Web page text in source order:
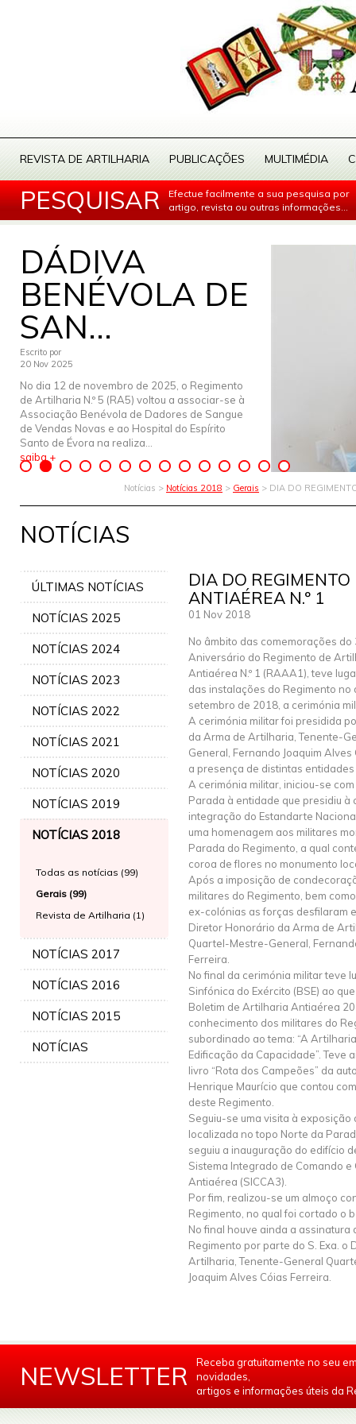
REVISTA DE ARTILHARIA PUBLICAÇÕES MULTIMÉDIA
PESQUISAR
Efectue facilmente a sua pesquisa por
artigo, revista ou outras informações...
DÁDIVA
BENÉVOLA DE
SAN...
Escrito por
20 Nov 2025
No dia 12 de novembro de 2025, o Regimento
de Artilharia N.º 5 (RA5) voltou a associar-se à
Associação Benévola de Dadores de Sangue
de Vendas Novas e ao Hospital do Espírito
Santo de Évora na realiza...
saiba +
Notícias > Notícias 2018 > Gerais > DIA DO
NOTÍCIAS
ÚLTIMAS NOTÍCIAS
NOTÍCIAS 2025
NOTÍCIAS 2024
NOTÍCIAS 2023
NOTÍCIAS 2022
NOTÍCIAS 2021
NOTÍCIAS 2020
NOTÍCIAS 2019
NOTÍCIAS 2018
Todas as notícias (99)
Gerais (99)
Revista de Artilharia (1)
NOTÍCIAS 2017
NOTÍCIAS 2016
NOTÍCIAS 2015
NOTÍCIAS
DIA DO
ANTIAÉREA N.º 1
01 Nov 2018
No âmbito das comemorações do
Aniversário do Regimento de
Antiaérea N.º 1 (RAAA1), teve
das instalações do Regimento no
setembro de 2018, a cerimónia
A cerimónia militar foi presidida
da Arma de Artilharia, Tenente-
General, Fernando Joaquim
a presença de distintas
A cerimónia militar, iniciou-se
Parada à entidade que presidiu à
integração do Estandarte
uma homenagem aos militares
Parada do Regimento, a qual
coroa de flores no monumento
Após a imposição de
militares do Regimento, bem
ex-colónias as forças desfilaram
Diretor Honorário da Arma de
Quartel-Mestre-General,
Ferreira.
No final da cerimónia militar teve
Sinfónica do Exército (BSE) ao
Boletim de Artilharia Antiaérea
conhecimento dos militares do
subordinado ao tema: “A
Edificação da Capacidade”. Teve
livro “Rota dos Campeões” da
Henrique Maurício que contou
deste Regimento.
Seguiu-se uma visita à
localizada no topo Norte da
seguiu a inauguração do edifício
Sistema Integrado de Comando
Antiaérea (SICCA3).
Por fim, realizou-se um almoço
Regimento, no qual foi cortado o
No final houve ainda a assinatura
Regimento por parte do S. Exa.
Artilharia, Tenente-General
Joaquim Alves Cóias Ferreira.
NEWSLETTER
Receba gratuitamente no seu
novidades,
artigos e informações úteis da